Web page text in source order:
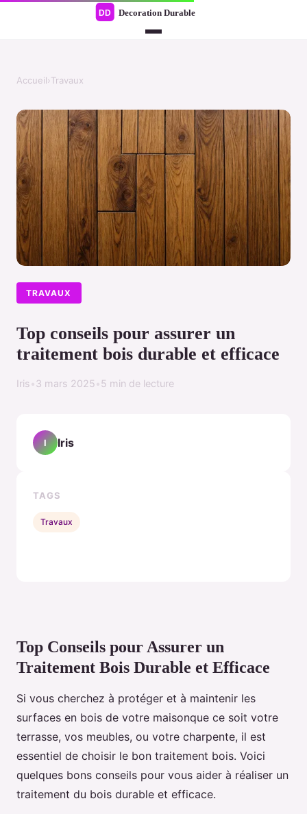
Accueil›Travaux
TRAVAUX
Top conseils pour assurer un
traitement bois durable et efficace
Iris 3 mars 2025 5 min de lecture
Top Conseils pour Assurer un
Traitement Bois Durable et Efficace
Si vous cherchez à protéger et à maintenir les
surfaces en bois de votre maisonque ce soit votre
terrasse, vos meubles, ou votre charpente, il est
essentiel de choisir le bon traitement bois. Voici
quelques bons conseils pour vous aider à réaliser un
traitement du bois durable et efficace.
I Iris
TAGS
Travaux